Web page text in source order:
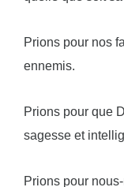
Prions pour nos
ennemis.
Prions pour que
sagesse et
Prions pour